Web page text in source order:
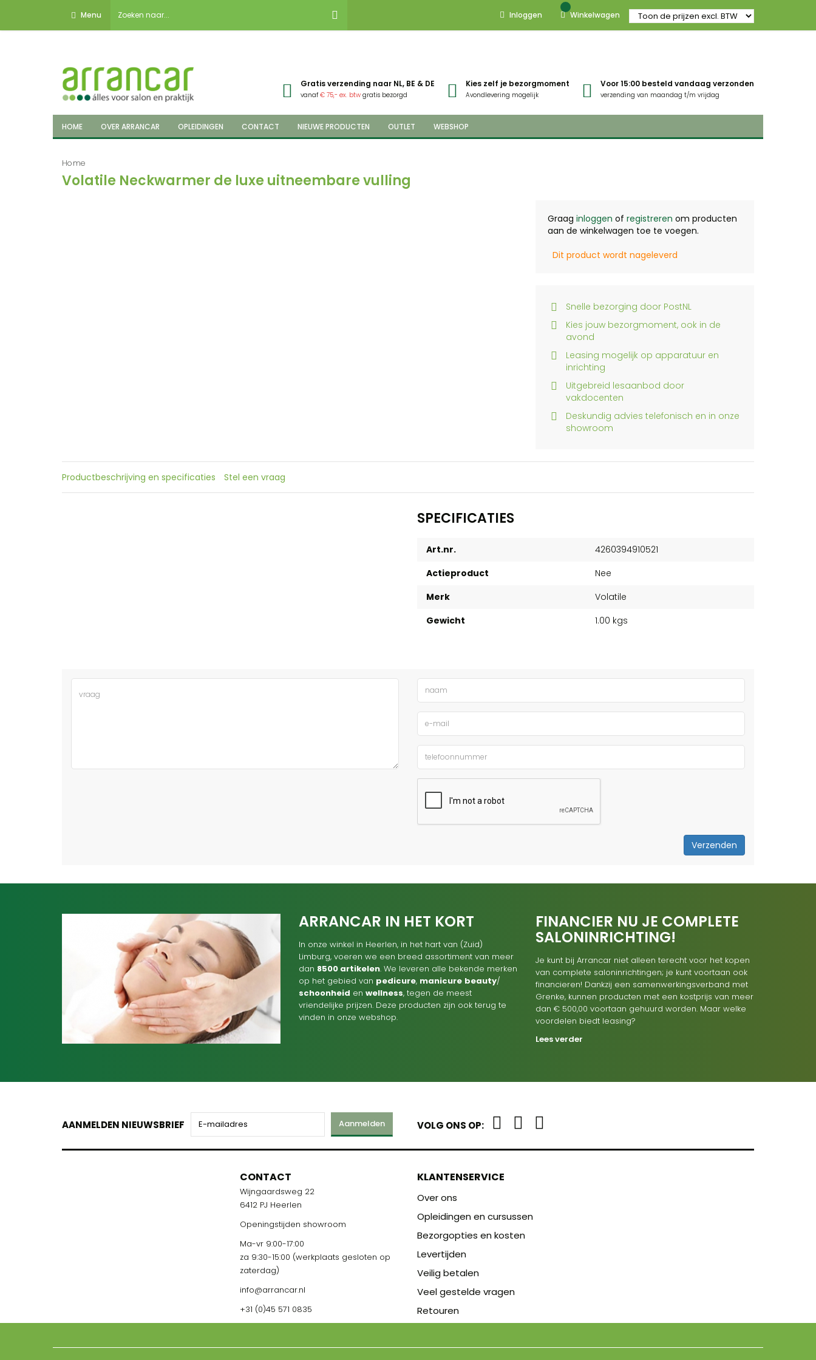
Menu Inloggen Winkelwagen
Gratis verzending naar NL, BE & DE
vanaf€ 75,- ex. btw gratis bezorgd
Kies zelf je bezorgmoment
Avondlevering mogelijk
Voor 15:00 besteld vandaag verzonden
verzending van maandag t/m vrijdag
HOME OVER ARRANCAR OPLEIDINGEN CONTACT NIEUWE PRODUCTEN OUTLET WEBSHOP
Home
Volatile Neckwarmer de luxe uitneembare vulling
Graag inloggen of registreren om producten
aan de winkelwagen toe te voegen.
Dit product wordt nageleverd
Snelle bezorging door PostNL
Kies jouw bezorgmoment, ook in de
avond
Leasing mogelijk op apparatuur en
inrichting
Uitgebreid lesaanbod door
vakdocenten
Deskundig advies telefonisch en in onze
showroom
Productbeschrijving en specificaties Stel een vraag
SPECIFICATIES
Art.nr.
4260394910521
Actieproduct
Nee
Merk
Volatile
Gewicht
1.00 kgs
Verzenden
ARRANCAR IN HET KORT
In onze winkel in Heerlen, in het hart van (Zuid)
Limburg, voeren we een breed assortiment van meer
dan 8500 artikelen. We leveren alle bekende merken
op het gebied van pedicure, manicure beauty/
schoonheid en wellness, tegen de meest
vriendelijke prijzen. Deze producten zijn ook terug te
vinden in onze webshop.
FINANCIER NU JE COMPLETE
SALONINRICHTING!
Je kunt bij Arrancar niet alleen terecht voor het kopen
van complete saloninrichtingen; je kunt voortaan ook
financieren! Dankzij een samenwerkingsverband met
Grenke, kunnen producten met een kostprijs van meer
dan € 500,00 voortaan gehuurd worden. Maar welke
voordelen biedt leasing?
Lees verder
AANMELDEN NIEUWSBRIEF Aanmelden VOLG ONS OP:
CONTACT
Wijngaardsweg 22
6412 PJ Heerlen
Openingstijden showroom
Ma-vr 9:00-17:00
za 9:30-15:00 (werkplaats gesloten op
zaterdag)
info@arrancar.nl
+31 (0)45 571 0835
KLANTENSERVICE
Over ons
Opleidingen en cursussen
Bezorgopties en kosten
Levertijden
Veilig betalen
Veel gestelde vragen
Retouren